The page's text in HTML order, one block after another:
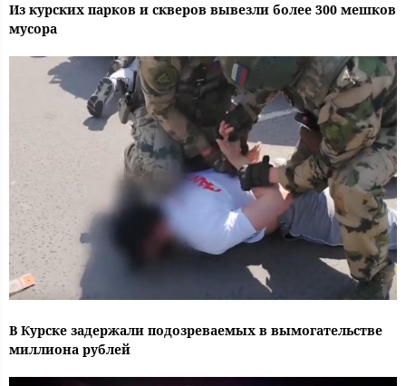
Из курских парков и скверов вывезли более 300 мешков
мусора
В Курске задержали подозреваемых в вымогательстве
миллиона рублей